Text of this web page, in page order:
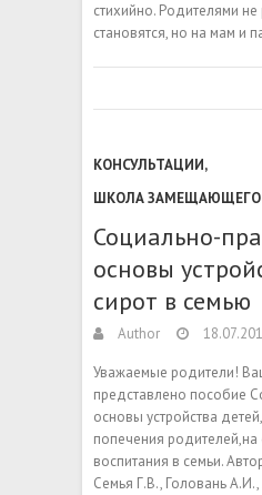
стихийно. Родителями
становятся, но на мам и
КОНСУЛЬТАЦИИ,
ШКОЛА ЗАМЕЩАЮЩЕГО
Социально-
основы
сирот в семью
Author
Уважаемые родители!
представлено пособие
основы устройства
попечения
воспитания в семьи.
Семья Г.В., Головань